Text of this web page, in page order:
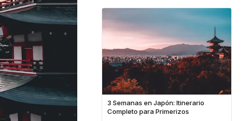
3 Semanas en Japón: Itinerario
Completo para Primerizos